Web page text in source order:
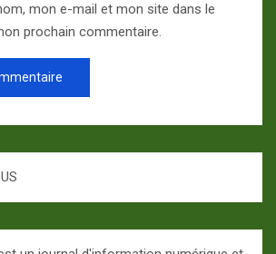
mon e-mail et mon site dans le
prochain commentaire.